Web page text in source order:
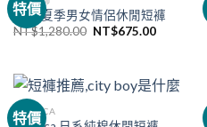
特價
MLB 夏季男女情侶休閒短褲
NT$1,280.00 NT$675.00
特價
NAUTICA